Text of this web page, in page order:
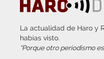
La actualidad de Haro y
habías visto.
“Porque otro periodismo